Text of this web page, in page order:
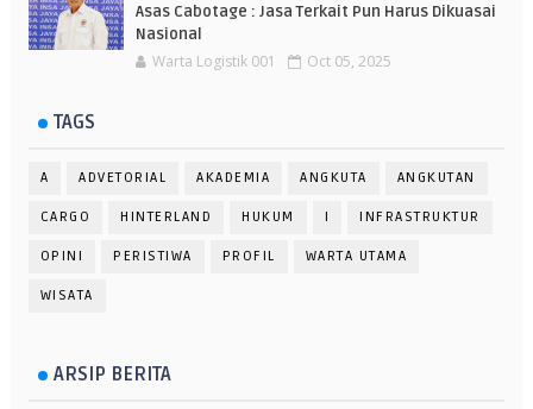
Asas Cabotage : Jasa Terkait Pun Harus Dikuasai
Nasional
Warta Logistik 001 Oct 05, 2025
TAGS
A ADVETORIAL AKADEMIA ANGKUTA ANGKUTAN
CARGO HINTERLAND HUKUM I INFRASTRUKTUR
OPINI PERISTIWA PROFIL WARTA UTAMA
WISATA
ARSIP BERITA